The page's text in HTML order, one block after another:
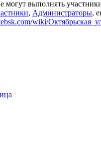
могут выполнять
, Администраторы,
wiki/